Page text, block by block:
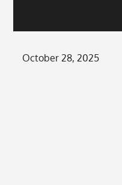
Posted
October 28, 2025